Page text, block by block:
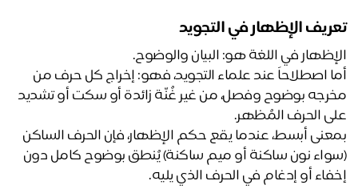
الإظهار في التجويد
في اللغة هو: البيان والوضوح.
مخرجه بوضوح وفصل، من غير غُنّة زائدة أو سكت أو تشديد
الحرف المُظهر.
بمعنى أبسط، عندما يقع حكم الإظهار، فإن الحرف الساكن
(سواء نون ساكنة أو ميم ساكنة) يُنطق بوضوح كامل دون
أو إدغام في الحرف الذي يليه.